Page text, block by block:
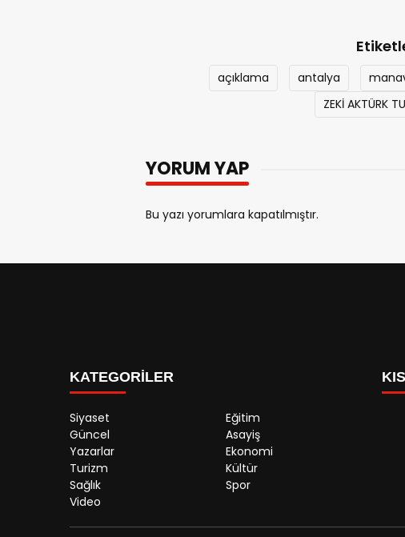
açıklama antalya
ZEKİ AKTÜRK
YORUM YAP
Bu yazı yorumlara kapatılmıştır.
KATEGORİLER
Siyaset
Eğitim
Güncel
Asayiş
Yazarlar
Ekonomi
Turizm
Kültür
Sağlık
Spor
Video